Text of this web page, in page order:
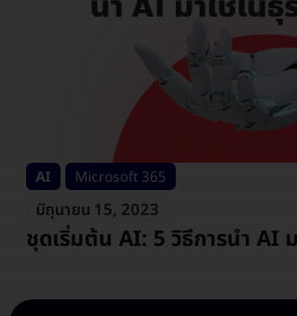
AI Microsoft 365
มิถุนายน 15, 2023
ชุดเริ่มต้น AI: 5 วิธีการนำ AI